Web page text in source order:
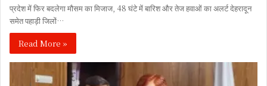
प्रदेश में फिर बदलेगा मौसम का मिजाज, 48 घंटे में बारिश और तेज हवाओं का अलर्ट देहरादून
समेत पहाड़ी जिलों…
Read More »